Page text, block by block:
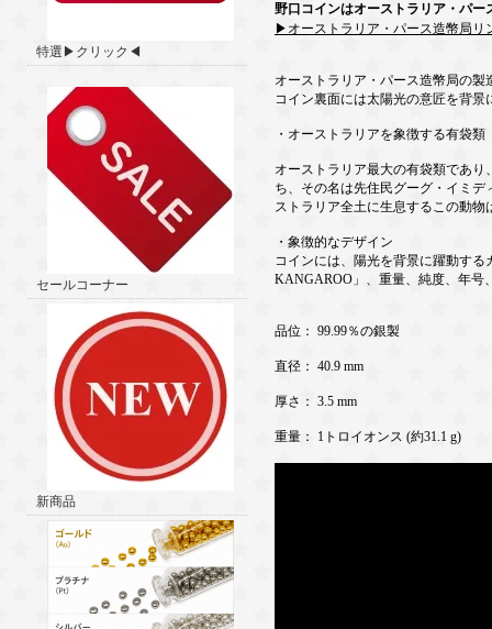
特選▶クリック◀
セールコーナー
新商品
野口コインはオーストラリア・パー
▶オーストラリア・パース造幣局
オーストラリア・パース造幣局の
コイン裏面には太陽光の意匠を背
・オーストラリアを象徴する有袋類
オーストラリア最大の有袋類であ
ち、その名は先住民グーグ・イミデ
ストラリア全土に生息するこの動
・象徴的なデザイン
コインには、陽光を背景に躍動す
KANGAROO」、重量、純度、年号
品位： 99.99％の銀製
直径： 40.9 mm
厚さ： 3.5 mm
重量： 1トロイオンス (約31.1 g)